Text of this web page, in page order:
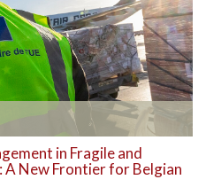
in Fragile and
New Frontier for Belgian